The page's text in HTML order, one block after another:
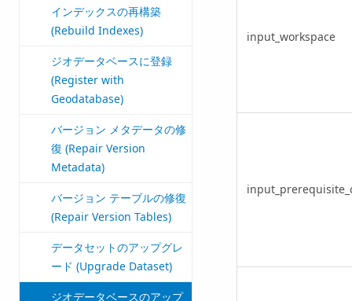
インデックスの再構築
(Rebuild Indexes)
ジオデータベースに登録
(Register with
Geodatabase)
バージョン メタデータの修
復 (Repair Version
Metadata)
バージョン テーブルの修復
(Repair Version Tables)
データセットのアップグレ
ード (Upgrade Dataset)
ジオデータベースのアップ
input_workspace